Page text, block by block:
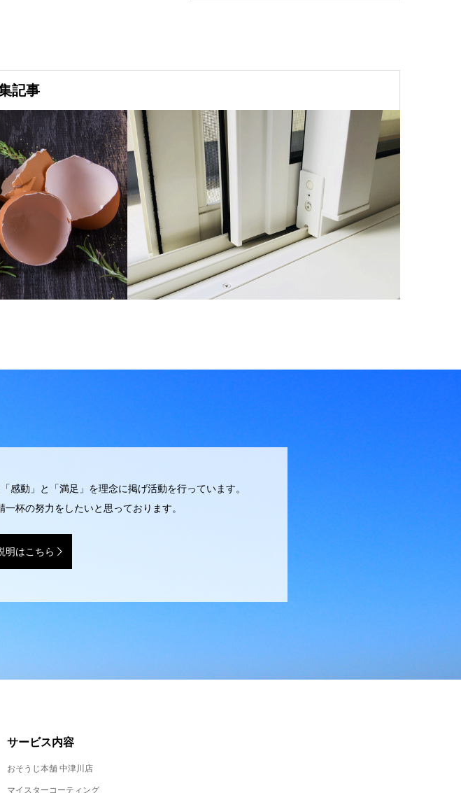
記事
感動」と「満足」を理念に掲げ活動を行っています。
杯の努力をしたいと思っております。
明はこちら
サービス内容
おそうじ本舗 中津川店
マイスターコーティング